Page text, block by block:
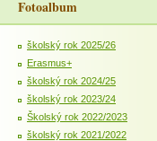
Fotoalbum
školský rok 2025/26
Erasmus+
školský rok 2024/25
školský rok 2023/24
Školský rok 2022/2023
školský rok 2021/2022